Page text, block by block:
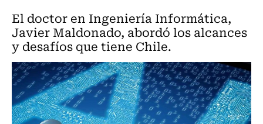
El doctor en Ingeniería Informática,
Javier Maldonado, abordó los alcances
y desafíos que tiene Chile.